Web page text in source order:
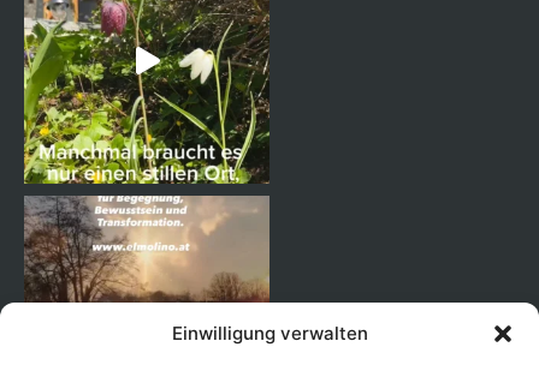
Einwilligung verwalten